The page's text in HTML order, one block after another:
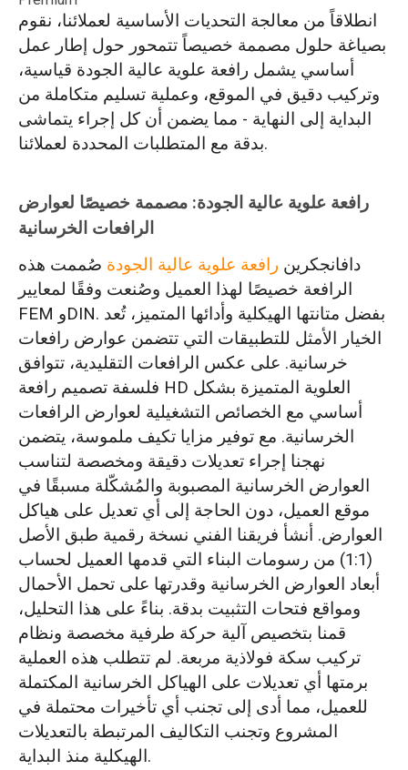
انطلاقاً من معالجة التحديات الأساسية لعملائنا، نقوم
بصياغة حلول مصممة خصيصاً تتمحور حول إطار عمل
أساسي يشمل رافعة علوية عالية الجودة قياسية،
وتركيب دقيق في الموقع، وعملية تسليم متكاملة من
البداية إلى النهاية - مما يضمن أن كل إجراء يتماشى
بدقة مع المتطلبات المحددة لعملائنا.
رافعة علوية عالية الجودة: مصممة خصيصًا لعوارض
الرافعات الخرسانية
دافانجكرين رافعة علوية عالية الجودة صُممت هذه
الرافعة خصيصًا لهذا العميل وصُنعت وفقًا لمعايير
FEM وDIN. بفضل متانتها الهيكلية وأدائها المتميز، تُعد
الخيار الأمثل للتطبيقات التي تتضمن عوارض رافعات
خرسانية. على عكس الرافعات التقليدية، تتوافق
فلسفة تصميم رافعة HD العلوية المتميزة بشكل
أساسي مع الخصائص التشغيلية لعوارض الرافعات
الخرسانية. مع توفير مزايا تكيف ملموسة، يتضمن
نهجنا إجراء تعديلات دقيقة ومخصصة لتناسب
العوارض الخرسانية المصبوبة والمُشكّلة مسبقًا في
موقع العميل، دون الحاجة إلى أي تعديل على هياكل
العوارض. أنشأ فريقنا الفني نسخة رقمية طبق الأصل
(1:1) من رسومات البناء التي قدمها العميل لحساب
أبعاد العوارض الخرسانية وقدرتها على تحمل الأحمال
ومواقع فتحات التثبيت بدقة. بناءً على هذا التحليل،
قمنا بتخصيص آلية حركة طرفية مخصصة ونظام
تركيب سكة فولاذية مربعة. لم تتطلب هذه العملية
برمتها أي تعديلات على الهياكل الخرسانية المكتملة
للعميل، مما أدى إلى تجنب أي تأخيرات محتملة في
المشروع وتجنب التكاليف المرتبطة بالتعديلات
الهيكلية منذ البداية.